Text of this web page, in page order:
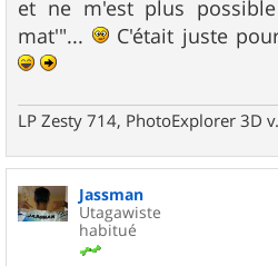
e
et ne m'est plus
mat'"...
C'était juste
LP Zesty 714, PhotoExplorer 3D
Jassman
Utagawiste
habitué